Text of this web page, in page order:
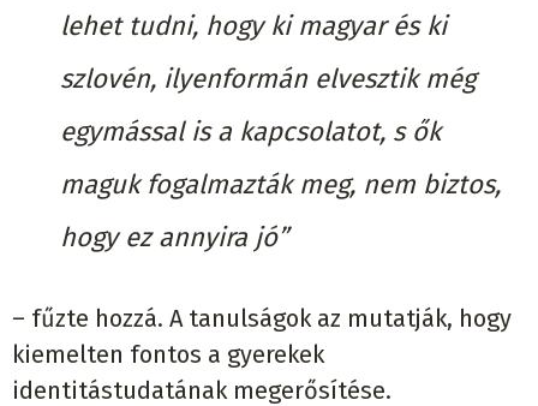
lehet tudni, hogy ki magyar és ki
szlovén, ilyenformán elvesztik még
egymással is a kapcsolatot, s ők
maguk fogalmazták meg, nem biztos,
hogy ez annyira jó”
– fűzte hozzá. A tanulságok az mutatják, hogy
kiemelten fontos a gyerekek
identitástudatának megerősítése.